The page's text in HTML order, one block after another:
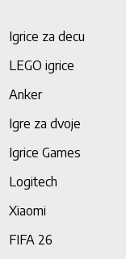
Igrice za decu
LEGO igrice
Anker
Igre za dvoje
Igrice Games
Logitech
Xiaomi
FIFA 26